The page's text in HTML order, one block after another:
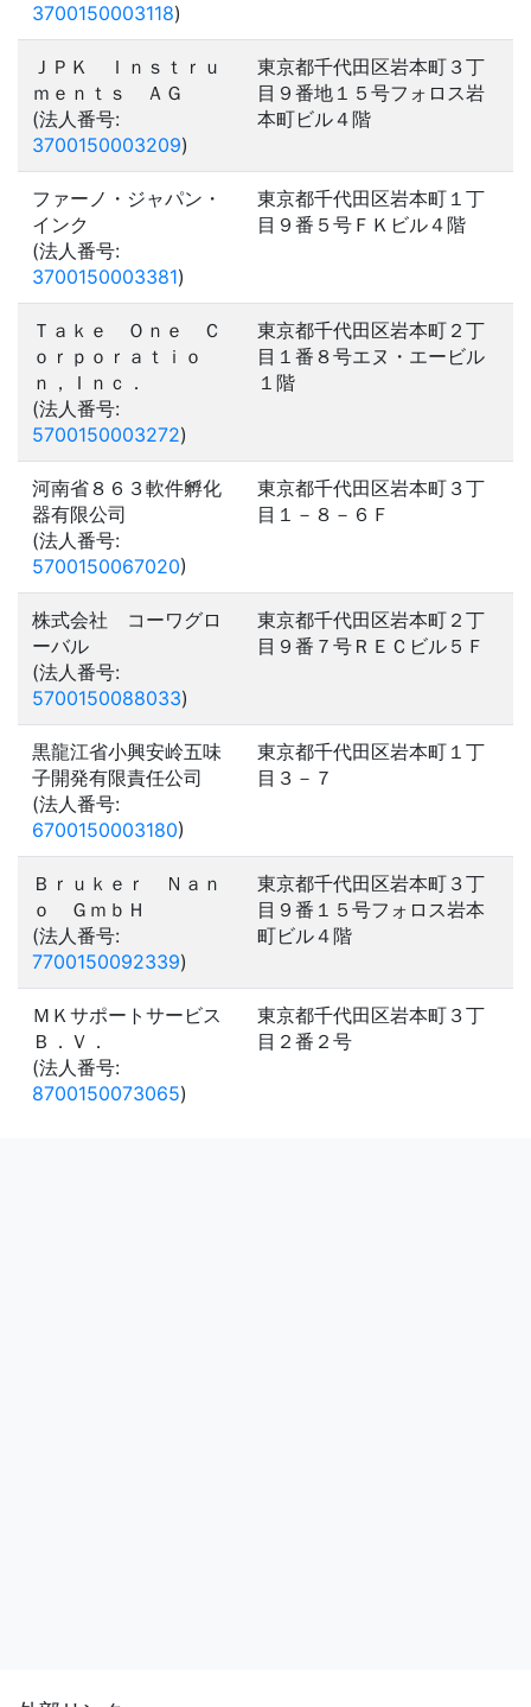
3700150003118)
ＪＰＫ Ｉｎｓｔｒｕ
ｍｅｎｔｓ ＡＧ
(法人番号:
3700150003209)
東京都千代田区岩本町３丁
目９番地１５号フォロス岩
本町ビル４階
ファーノ・ジャパン・
インク
(法人番号:
3700150003381)
東京都千代田区岩本町１丁
目９番５号ＦＫビル４階
Ｔａｋｅ Ｏｎｅ Ｃ
ｏｒｐｏｒａｔｉｏ
ｎ，Ｉｎｃ．
(法人番号:
5700150003272)
東京都千代田区岩本町２丁
目１番８号エヌ・エービル
１階
河南省８６３軟件孵化
器有限公司
(法人番号:
5700150067020)
東京都千代田区岩本町３丁
目１－８－６Ｆ
株式会社 コーワグロ
ーバル
(法人番号:
5700150088033)
東京都千代田区岩本町２丁
目９番７号ＲＥＣビル５Ｆ
黒龍江省小興安岭五味
子開発有限責任公司
(法人番号:
6700150003180)
東京都千代田区岩本町１丁
目３－７
Ｂｒｕｋｅｒ Ｎａｎ
ｏ ＧｍｂＨ
(法人番号:
7700150092339)
東京都千代田区岩本町３丁
目９番１５号フォロス岩本
町ビル４階
ＭＫサポートサービス
Ｂ．Ｖ．
(法人番号:
8700150073065)
東京都千代田区岩本町３丁
目２番２号